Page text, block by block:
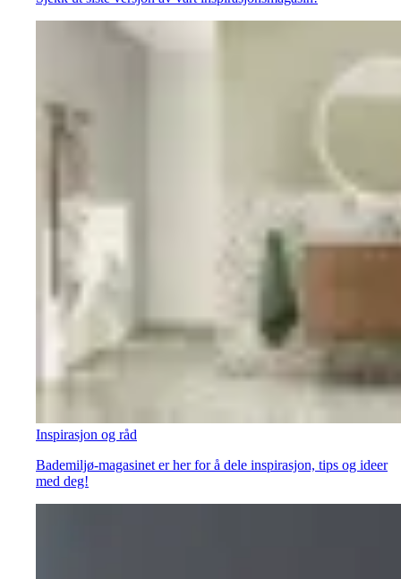
Inspirasjon og råd
Bademiljø-magasinet er her for å dele inspirasjon, tips og ideer
med deg!